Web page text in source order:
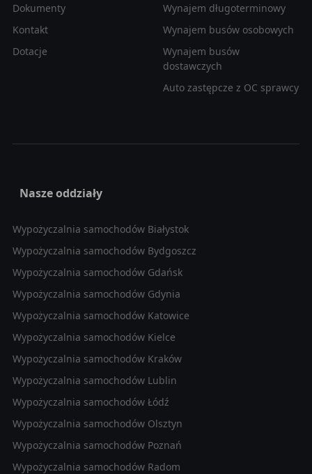
Dokumenty
Kontakt
Dotacje
Wynajem długoterminowy
Wynajem busów osobowych
Wynajem busów
dostawczych
Auto zastępcze z OC sprawcy
Nasze oddziały
Wypożyczalnia samochodów Białystok
Wypożyczalnia samochodów Bydgoszcz
Wypożyczalnia samochodów Gdańsk
Wypożyczalnia samochodów Gdynia
Wypożyczalnia samochodów Katowice
Wypożyczalnia samochodów Kielce
Wypożyczalnia samochodów Kraków
Wypożyczalnia samochodów Lublin
Wypożyczalnia samochodów Łódź
Wypożyczalnia samochodów Olsztyn
Wypożyczalnia samochodów Poznań
Wypożyczalnia samochodów Radom